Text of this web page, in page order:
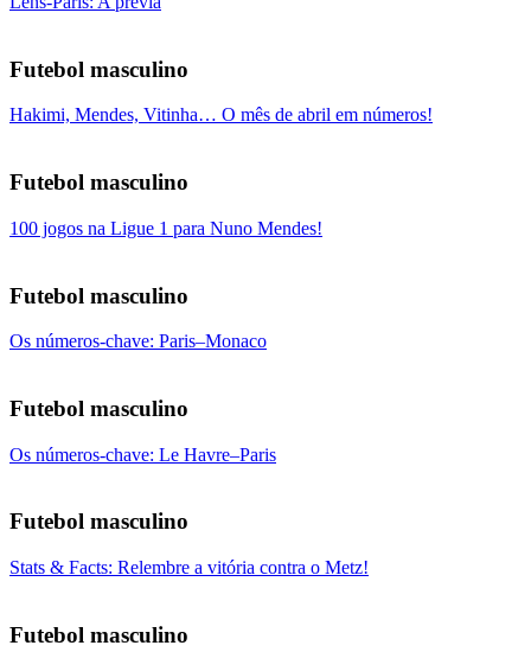
Futebol masculino
Hakimi, Mendes, Vitinha… O mês de abril em números!
Futebol masculino
100 jogos na Ligue 1 para Nuno Mendes!
Futebol masculino
Os números-chave: Paris–Monaco
Futebol masculino
Os números-chave: Le Havre–Paris
Futebol masculino
Stats & Facts: Relembre a vitória contra o Metz!
Futebol masculino